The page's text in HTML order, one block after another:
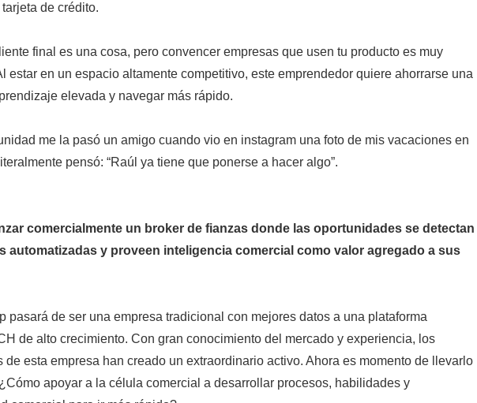
de crédito.
final es una cosa, pero convencer empresas que usen tu producto es muy
estar en un espacio altamente competitivo, este emprendedor quiere ahorrarse una
elevada y navegar más rápido.
me la pasó un amigo cuando vio en instagram una foto de mis vacaciones en
pensó: “Raúl ya tiene que ponerse a hacer algo”.
comercialmente un broker de fianzas donde las oportunidades se detectan
automatizadas y proveen inteligencia comercial como valor agregado a sus
pasará de ser una empresa tradicional con mejores datos a una plataforma
de alto crecimiento. Con gran conocimiento del mercado y experiencia, los
de esta empresa han creado un extraordinario activo. Ahora es momento de llevarlo
apoyar a la célula comercial a desarrollar procesos, habilidades y